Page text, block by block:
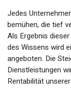
Jedes
bemühen, die tief
Als Ergebnis
des Wissens wird
angeboten. Die
Dienstleistungen
Rentabilität